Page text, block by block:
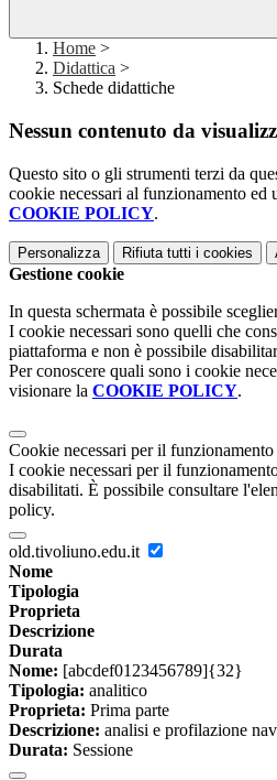
Home >
Didattica >
Schede didattiche
Nessun contenuto da
Questo sito o gli strumenti terzi da
cookie necessari al funzionamento
COOKIE POLICY.
Personalizza Rifiuta tutti i cookies
Gestione cookie
In questa schermata è possibile
I cookie necessari sono quelli che
piattaforma e non è possibile
Per conoscere quali sono i cookie
visionare la COOKIE POLICY.
Cookie necessari per il funzionamento
I cookie necessari per il
disabilitati. È possibile consultare
policy.
old.tivoliuno.edu.it
Nome
Tipologia
Proprieta
Descrizione
Durata
Nome: [abcdef0123456789]{32}
Tipologia: analitico
Proprieta: Prima parte
Descrizione: analisi e profilazione
Durata: Sessione